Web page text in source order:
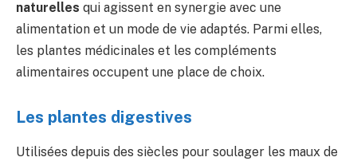
naturelles qui agissent en synergie avec une
alimentation et un mode de vie adaptés. Parmi elles,
les plantes médicinales et les compléments
alimentaires occupent une place de choix.
Les plantes digestives
Utilisées depuis des siècles pour soulager les maux de